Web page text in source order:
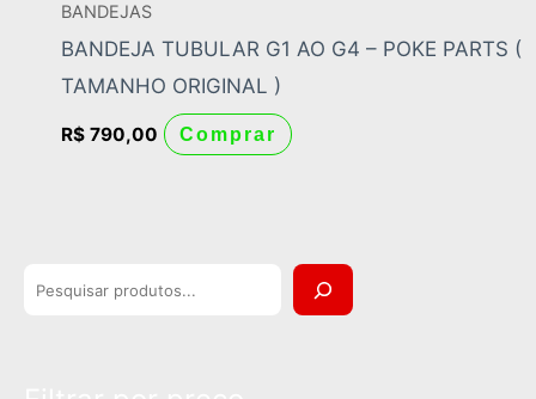
BANDEJAS
BANDEJA TUBULAR G1 AO G4 – POKE PARTS (
TAMANHO ORIGINAL )
R$ 790,00 Comprar